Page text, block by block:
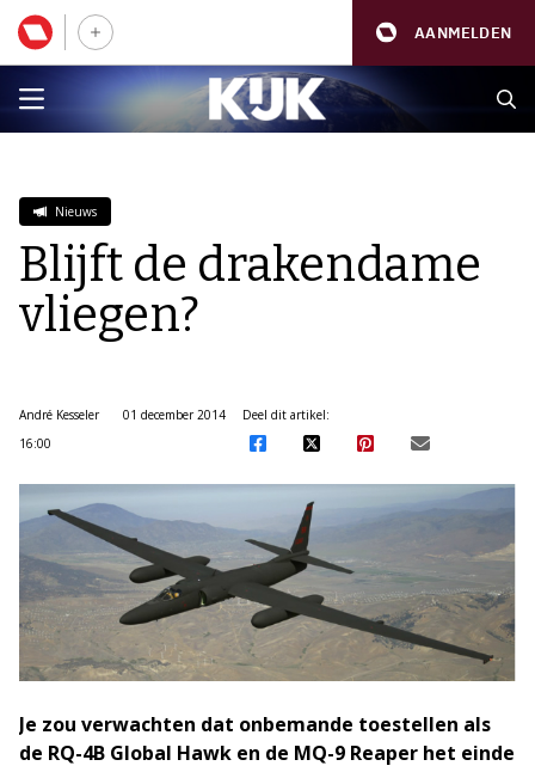
AANMELDEN
Nieuws
Blijft de drakendame
vliegen?
André Kesseler
01 december 2014
16:00
Deel dit artikel:
Je zou verwachten dat onbemande toestellen als
de RQ-4B Global Hawk en de MQ-9 Reaper het einde